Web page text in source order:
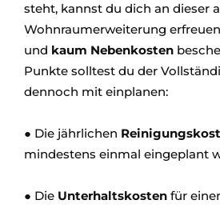
steht, kannst du dich an dieser
Wohnraumerweiterung
und kaum Nebenkosten
Punkte solltest du der
dennoch mit einplanen:
● Die jährlichen
mindestens einmal eingeplant
● Die Unterhaltskosten für